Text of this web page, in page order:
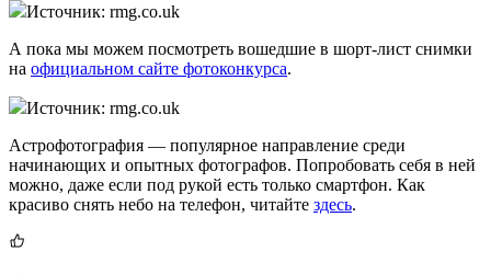
Источник: rmg.co.uk
А пока мы можем посмотреть вошедшие в шорт-лист снимки
на официальном сайте фотоконкурса.
Источник: rmg.co.uk
Астрофотография — популярное направление среди
начинающих и опытных фотографов. Попробовать себя в ней
можно, даже если под рукой есть только смартфон. Как
красиво снять небо на телефон, читайте здесь.